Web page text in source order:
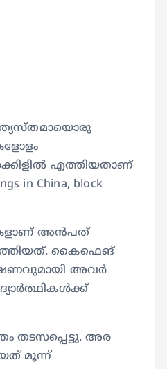
എത്തിയതാണ്
in China, block
അന്‍പത്
കൈഫെങ്
അവര്‍
തടസപ്പെട്ടു. അര
മൂന്ന്